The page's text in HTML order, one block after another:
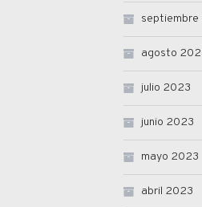
agosto
julio 2023
junio 2023
mayo 2023
abril 2023